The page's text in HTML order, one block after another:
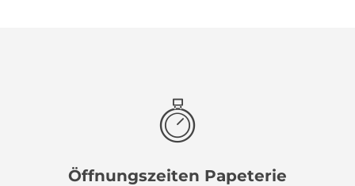
Öffnungszeiten Papeterie